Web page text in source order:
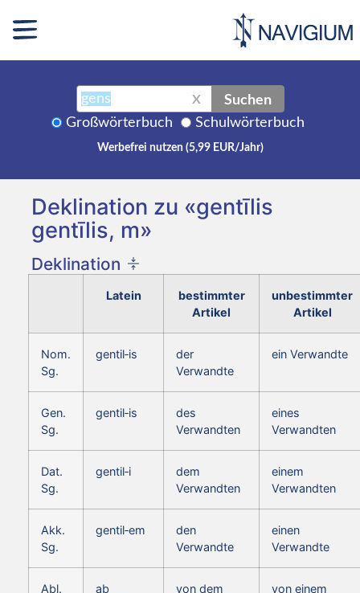
X Suchen
Großwörterbuch Schulwörterbuch
Werbefrei nutzen (5,99 EUR/Jahr)
Deklination zu «gentīlis
gentīlis, m»
Deklination
Latein
bestimmter
Artikel
unbestimmter
Artikel
Nom.
Sg.
gentil‑is
der
Verwandte
ein Verwandte
Gen.
Sg.
gentil‑is
des
Verwandten
eines
Verwandten
Dat.
Sg.
gentil‑i
dem
Verwandten
einem
Verwandten
Akk.
Sg.
gentil‑em
den
Verwandte
einen
Verwandte
Abl.
ab
von dem
von einem